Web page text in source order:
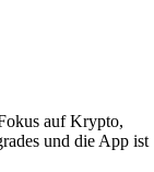
auf Krypto,
und die App ist